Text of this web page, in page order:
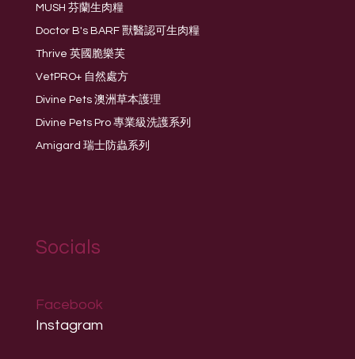
MUSH 芬蘭生肉糧
Doctor B's BARF 獸醫認可生肉糧
Thrive 英國脆樂芙
VetPRO+ 自然處方
Divine Pets 澳洲草本護理
Divine Pets Pro 專業級洗護系列
Amigard 瑞士防蟲系列
Socials
Facebook
Instagram